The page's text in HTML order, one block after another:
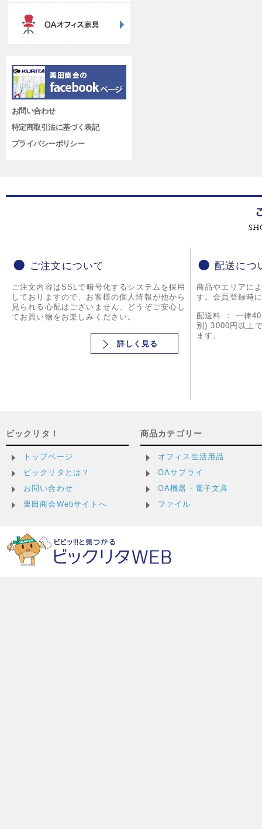
お問い合わせ
特定商取引法に基づく表記
プライバシーポリシー
ご注文について
ご注文内容はSSLで暗号化するシステムを採用
しておりますので、お客様の個人情報が他から
見られる心配はございません、どうぞご安心し
てお買い物をお楽しみください。
詳しく見る
配送につ
商品やエリアに
す。会員登録時
配送料 ： 一律
別) 3000円以上
ます。
ビックリタ！
トップページ
ビックリタとは？
お問い合わせ
栗田商会Webサイトへ
商品カテゴリー
オフィス生活用品
OAサプライ
OA機器・電子文具
ファイル